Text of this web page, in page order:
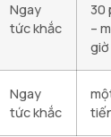
Ngay
tức khắc
30
–
giờ
Ngay
tức khắc